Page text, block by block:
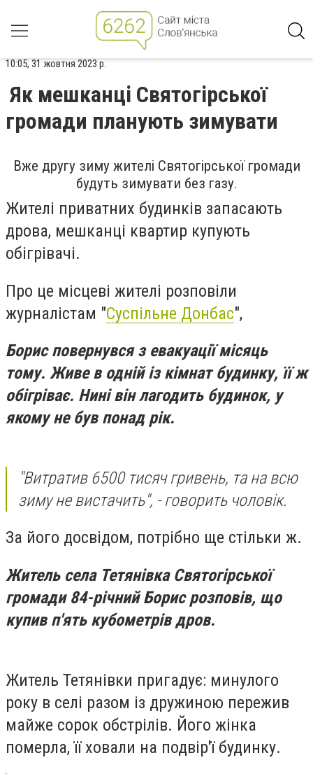
10:05, 31 жовтня 2023 р.
Як мешканці Святогірської
громади планують зимувати
Вже другу зиму жителі Святогірської громади
будуть зимувати без газу.
Жителі приватних будинків запасають
дрова, мешканці квартир купують
обігрівачі.
Про це місцеві жителі розповіли
журналістам "Суспільне Донбас",
Борис повернувся з евакуації місяць
тому. Живе в одній із кімнат будинку, її ж
обігріває. Нині він лагодить будинок, у
якому не був понад рік.
"Витратив 6500 тисяч гривень, та на всю
зиму не вистачить", - говорить чоловік.
За його досвідом, потрібно ще стільки ж.
Житель села Тетянівка Святогірської
громади 84-річний Борис розповів, що
купив п'ять кубометрів дров.
Житель Тетянівки пригадує: минулого
року в селі разом із дружиною пережив
майже сорок обстрілів. Його жінка
померла, її ховали на подвір'ї будинку.